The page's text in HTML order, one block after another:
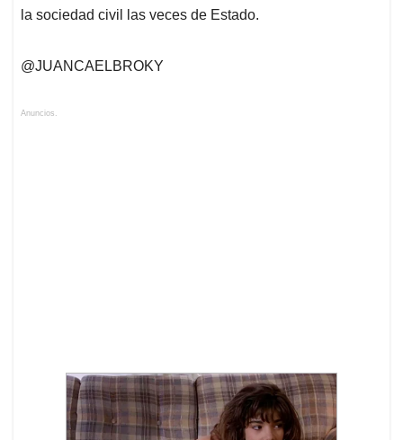
la sociedad civil las veces de Estado.
@JUANCAELBROKY
Anuncios.